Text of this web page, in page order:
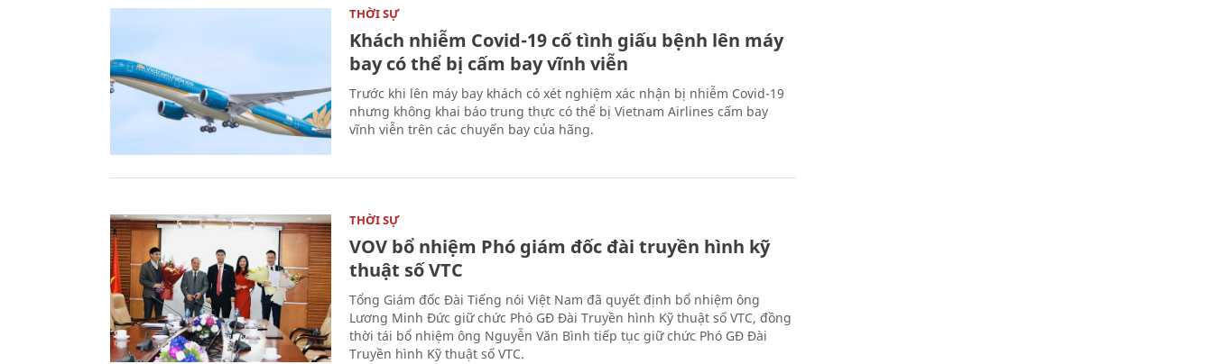
THỜI SỰ
Khách nhiễm Covid-19 cố tình giấu bệnh lên máy
bay có thể bị cấm bay vĩnh viễn
Trước khi lên máy bay khách có xét nghiệm xác nhận bị nhiễm Covid-19
nhưng không khai báo trung thực có thể bị Vietnam Airlines cấm bay
vĩnh viễn trên các chuyến bay của hãng.
THỜI SỰ
VOV bổ nhiệm Phó giám đốc đài truyền hình kỹ
thuật số VTC
Tổng Giám đốc Đài Tiếng nói Việt Nam đã quyết định bổ nhiệm ông
Lương Minh Đức giữ chức Phó GĐ Đài Truyền hình Kỹ thuật số VTC, đồng
thời tái bổ nhiệm ông Nguyễn Văn Bình tiếp tục giữ chức Phó GĐ Đài
Truyền hình Kỹ thuật số VTC.